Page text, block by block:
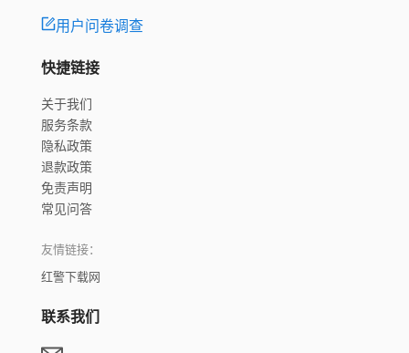
用户问卷调查
快捷链接
关于我们
服务条款
隐私政策
退款政策
免责声明
常见问答
友情链接：
红警下载网
联系我们